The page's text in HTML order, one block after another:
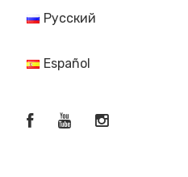
Русский
Español